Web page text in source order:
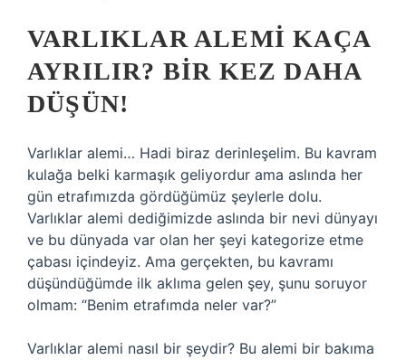
VARLIKLAR ALEMI KAÇA
AYRILIR? BIR KEZ DAHA
DÜŞÜN!
Varlıklar alemi… Hadi biraz derinleşelim. Bu kavram
kulağa belki karmaşık geliyordur ama aslında her
gün etrafımızda gördüğümüz şeylerle dolu.
Varlıklar alemi dediğimizde aslında bir nevi dünyayı
ve bu dünyada var olan her şeyi kategorize etme
çabası içindeyiz. Ama gerçekten, bu kavramı
düşündüğümde ilk aklıma gelen şey, şunu soruyor
olmam: “Benim etrafımda neler var?”
Varlıklar alemi nasıl bir şeydir? Bu alemi bir bakıma